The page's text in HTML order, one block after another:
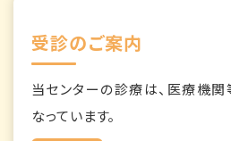
受診のご案内
当センターの診療は、医療機関
なっています。